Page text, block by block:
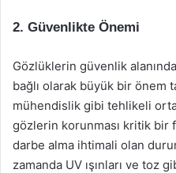
2. Güvenlikte Önemi
Gözlüklerin güvenlik
bağlı olarak büyük bir önem
mühendislik gibi tehlikeli
gözlerin korunması kritik bir
darbe alma ihtimali olan
zamanda UV ışınları ve toz